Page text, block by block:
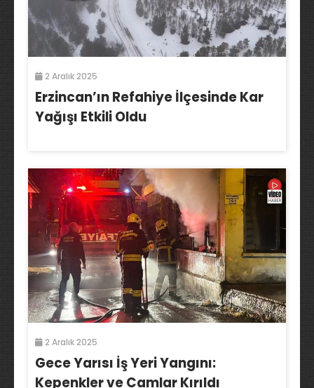
2 Aralık 2025
Erzincan’ın Refahiye İlçesinde Kar
Yağışı Etkili Oldu
2 Aralık 2025
Gece Yarısı İş Yeri Yangını:
Kepenkler ve Camlar Kırıldı